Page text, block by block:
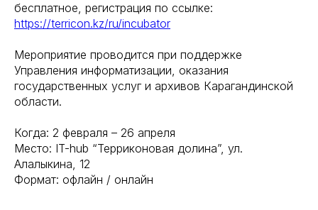
бесплатное, регистрация по ссылке:
https://terricon.kz/ru/incubator
Мероприятие проводится при поддержке
Управления информатизации, оказания
государственных услуг и архивов Карагандинской
области.
Когда: 2 февраля – 26 апреля
Место: IT-hub “Терриконовая долина”, ул.
Алалыкина, 12
Формат: офлайн / онлайн